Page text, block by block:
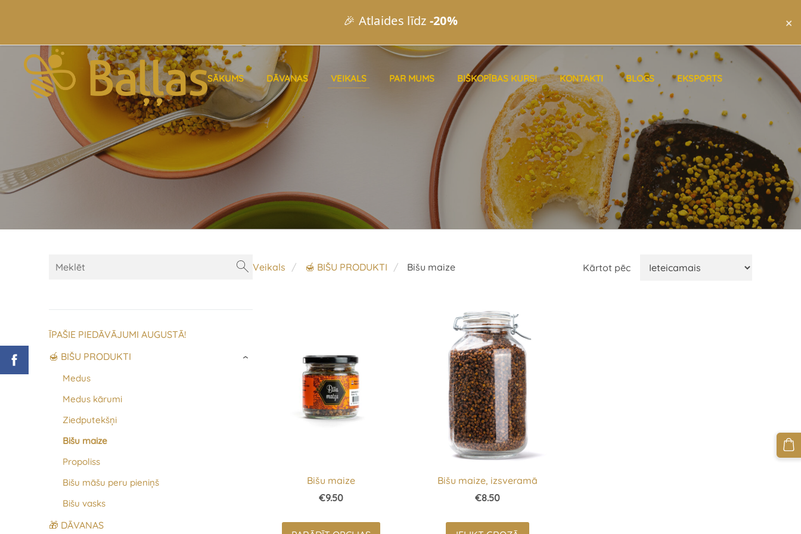
🎉 Atlaides līdz -20% ×
SĀKUMS DĀVANAS VEIKALS PAR MUMS BIŠKOPĪBAS KURSI KONTAKTI BLOGS EKSPORTS
ĪPAŠIE PIEDĀVĀJUMI AUGUSTĀ!
🍯 BIŠU PRODUKTI
Medus
Medus kārumi
Ziedputekšņi
Bišu maize
Propoliss
Bišu māšu peru pieniņš
Bišu vasks
›
🎁 DĀVANAS
Veikals 🍯 BIŠU PRODUKTI Bišu maize Kārtot pēc
Bišu maize
€9.50
Bišu maize, izsveramā
€8.50